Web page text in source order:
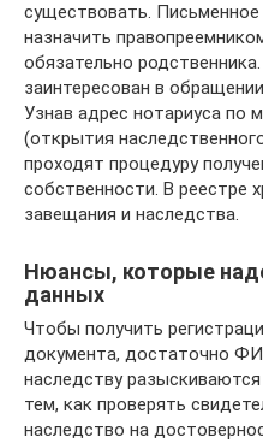
существовать.
назначить
обязательно
заинтересован в
Узнав адрес нотариуса по
(открытия
проходят процедуру
собственности. В реестре
завещания и наследства.
Нюансы, которые
данных
Чтобы получить
документа, достаточно
наследству
тем, как проверять
наследство на